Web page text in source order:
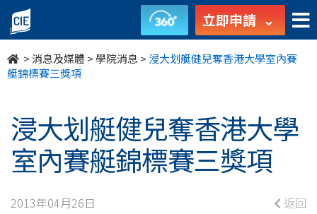
浸
大
划
健
兒
奪
立即申請
>消息及媒體 >學院消息 > 浸大划艇健兒奪香港大學室內賽
艇錦標賽三獎項
浸大划艇健兒奪香港大學
室內賽艇錦標賽三獎項
2013年04月26日 返回